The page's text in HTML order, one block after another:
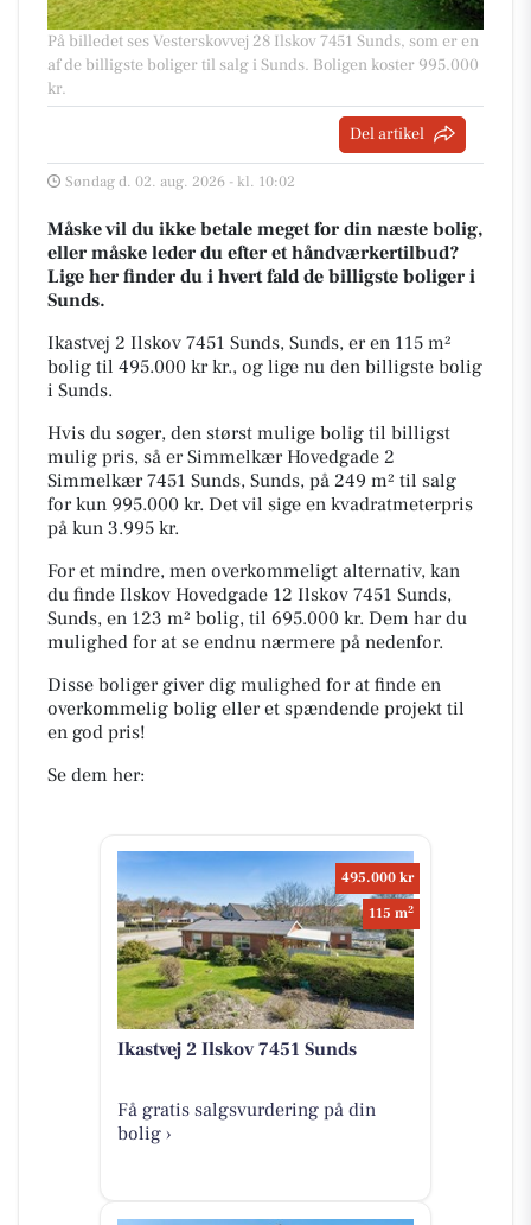
På billedet ses Vesterskovvej 28 Ilskov 7451 Sunds, som er en
af de billigste boliger til salg i Sunds. Boligen koster 995.000
kr.
Del artikel
Søndag d. 02. aug. 2026 - kl. 10:02
Måske vil du ikke betale meget for din næste bolig,
eller måske leder du efter et håndværkertilbud?
Lige her finder du i hvert fald de billigste boliger i
Sunds.
Ikastvej 2 Ilskov 7451 Sunds, Sunds, er en 115 m²
bolig til 495.000 kr kr., og lige nu den billigste bolig
i Sunds.
Hvis du søger, den størst mulige bolig til billigst
mulig pris, så er Simmelkær Hovedgade 2
Simmelkær 7451 Sunds, Sunds, på 249 m² til salg
for kun 995.000 kr. Det vil sige en kvadratmeterpris
på kun 3.995 kr.
For et mindre, men overkommeligt alternativ, kan
du finde Ilskov Hovedgade 12 Ilskov 7451 Sunds,
Sunds, en 123 m² bolig, til 695.000 kr. Dem har du
mulighed for at se endnu nærmere på nedenfor.
Disse boliger giver dig mulighed for at finde en
overkommelig bolig eller et spændende projekt til
en god pris!
Se dem her:
495.000 kr
115 m2
Ikastvej 2 Ilskov 7451 Sunds
Få gratis salgsvurdering på din
bolig ›